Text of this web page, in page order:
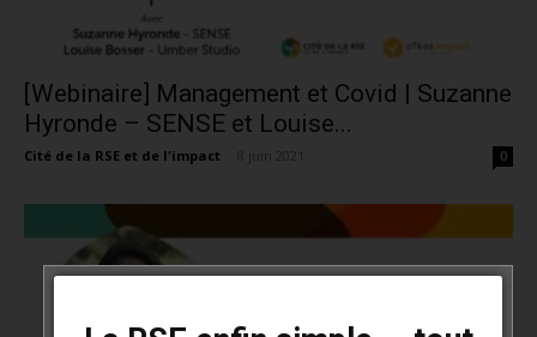
[Webinaire] Management et Covid | Suzanne
Hyronde – SENSE et Louise...
Cité de la RSE et de l'impact 0